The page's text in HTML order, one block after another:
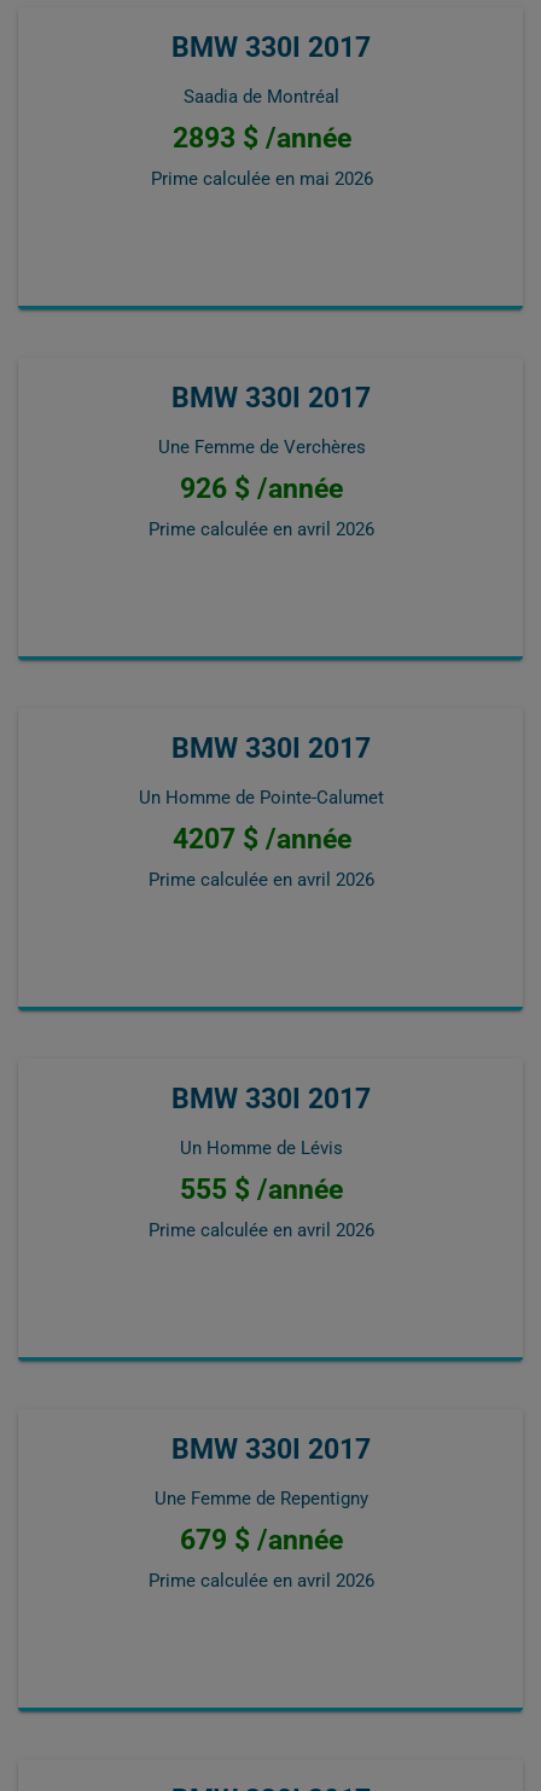
BMW 330I 2017
Saadia de Montréal
2893 $ /année
Prime calculée en mai 2026
BMW 330I 2017
Une Femme de Verchères
926 $ /année
Prime calculée en avril 2026
BMW 330I 2017
Un Homme de Pointe-Calumet
4207 $ /année
Prime calculée en avril 2026
BMW 330I 2017
Un Homme de Lévis
555 $ /année
Prime calculée en avril 2026
BMW 330I 2017
Une Femme de Repentigny
679 $ /année
Prime calculée en avril 2026